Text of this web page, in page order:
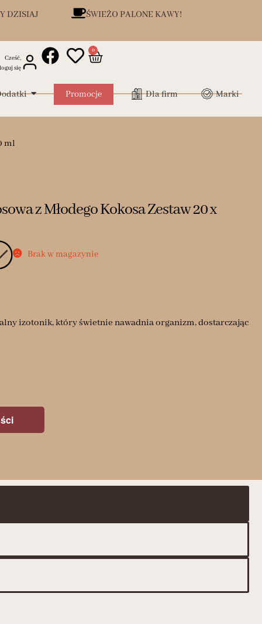
DZISIAJ ŚWIEŻO PALONE KAWY!
Cześć,
się
0
Promocje Dla firm Marki
ml
z Młodego Kokosa Zestaw 20 x
Brak w magazynie
izotonik, który świetnie nawadnia organizm, dostarczając